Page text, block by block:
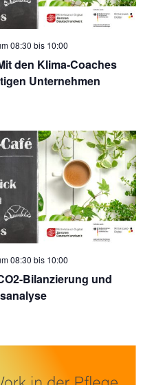
den Klima-Coaches
Unternehmen
08:30 bis 10:00
Bilanzierung und
08:30 bis 10:00